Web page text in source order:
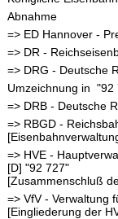
Abnahme
=> ED Hannover -
=> DR -
=> DRG - Deutsche
Umzeichnung in
=> DRB - Deutsche
=> RBGD -
=> HVE -
[D] "92 727"
[Zusammenschluß
=> VfV - Verwaltung
[Eingliederung der